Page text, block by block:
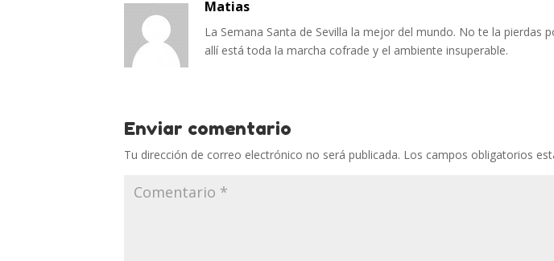
Matias
La Semana Santa de Sevilla la mejor del mundo. No te la pierdas
allí está toda la marcha cofrade y el ambiente insuperable.
Enviar comentario
Tu dirección de correo electrónico no será publicada. Los campos obligatorios